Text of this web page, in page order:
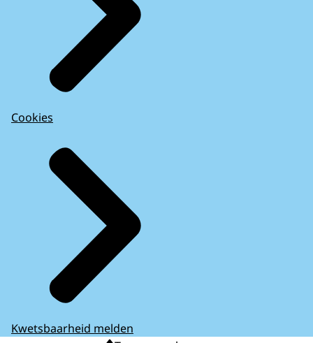
Cookies
Kwetsbaarheid melden